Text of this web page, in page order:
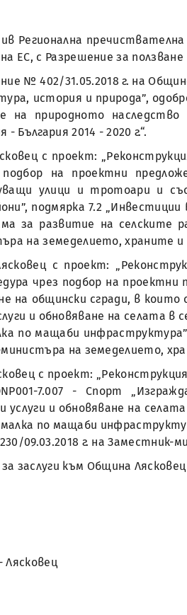
Регионална
ЕС, с Разрешение за ползване
№ 402/31.05.2018 г. на
история и природа”,
на природното
България 2014 - 2020 г.“.
с проект:
на проектни
улици и тротоари и
подмярка 7.2
за развитие на селските
на земеделието, храните и
с проект:
чрез подбор на проектни
на общински сгради, в
и обновяване на селата
по мащаби
на земеделието,
с проект:
7.007 - Спорт
услуги и обновяване на
по мащаби
09.03.2018 г. на
заслуги към Община